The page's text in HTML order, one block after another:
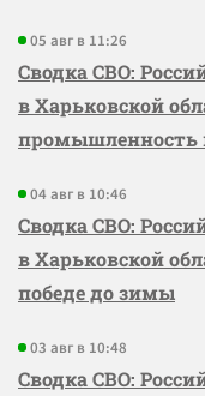
05 авг в 11:26
Сводка СВО:
в Харьковской
промышленность
04 авг в 10:46
Сводка СВО:
в Харьковской
победе до зимы
03 авг в 10:48
Сводка СВО: